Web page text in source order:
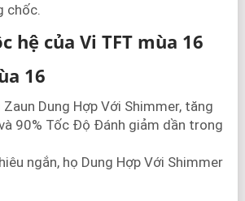
chốc.
hệ của Vi TFT mùa 16
16
Dung Hợp Với Shimmer, tăng
90% Tốc Độ Đánh giảm dần trong
ngắn, họ Dung Hợp Với Shimmer